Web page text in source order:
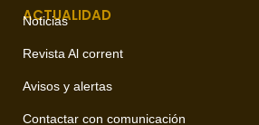
ACTUALIDAD
Noticias
Revista Al corrent
Avisos y alertas
Contactar con comunicación